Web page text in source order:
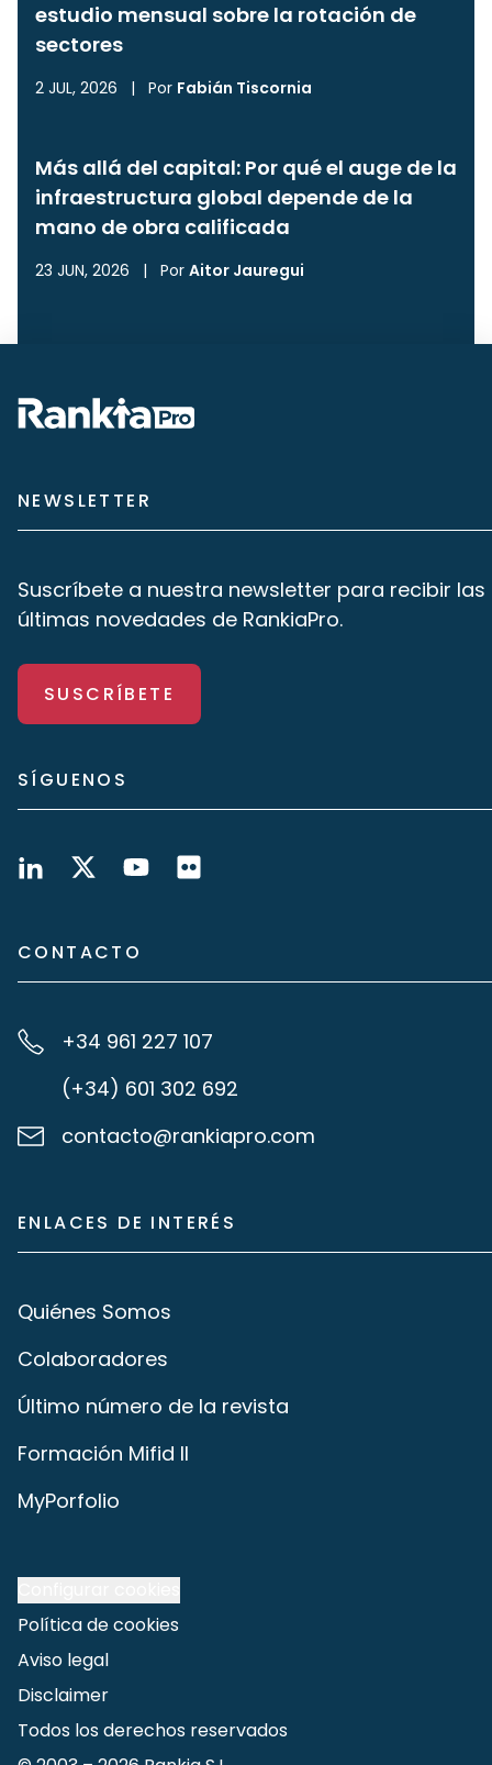
estudio mensual sobre la rotación de
sectores
2 JUL, 2026 | Por Fabián Tiscornia
Más allá del capital: Por qué el auge de la
infraestructura global depende de la
mano de obra calificada
23 JUN, 2026 | Por Aitor Jauregui
NEWSLETTER
Suscríbete a nuestra newsletter para recibir las
últimas novedades de RankiaPro.
SUSCRÍBETE
SÍGUENOS
CONTACTO
+34 961 227 107
(+34) 601 302 692
contacto@rankiapro.com
ENLACES DE INTERÉS
Quiénes Somos
Colaboradores
Último número de la revista
Formación Mifid II
MyPorfolio
Política de cookies
Aviso legal
Disclaimer
Todos los derechos reservados